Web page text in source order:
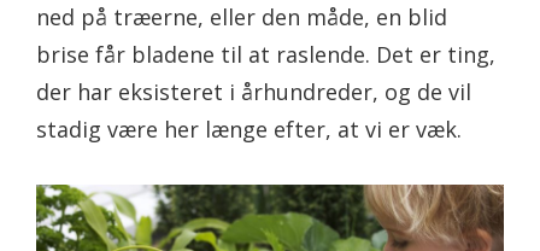
ned på træerne, eller den måde, en blid
brise får bladene til at raslende. Det er ting,
der har eksisteret i århundreder, og de vil
stadig være her længe efter, at vi er væk.